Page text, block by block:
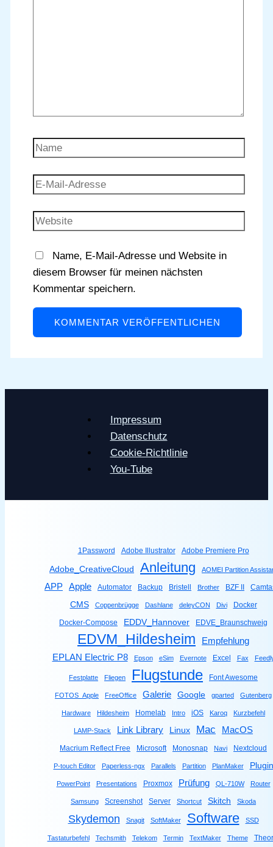
Name
E-
Adresse
Website
Name, E-Mail-Adresse und Website in
diesem Browser für meinen nächsten
Kommentar speichern.
Impressum
Datenschutz
Cookie-Richtlinie
You-Tube
1Password Adobe Illustrator Adobe Premiere Pro
Adobe_CreativeCloud Anleitung AOMEI Partition
APP Apple Automator Backup Bristell Brother BZF II
CMS Coppenbrügge Dashlane deleyCON Divi Docker
Docker-Compose EDDV_Hannover EDVE_Braunschweig
EDVM_Hildesheim Empfehlung
EPLAN Electric P8 Epson eSim Evernote Excel Fax
Festplatte Fliegen Flugstunde Font Awesome
FOTOS_Apple FreeOffice Galerie Google gparted Gutenberg
Hardware Hildesheim Homelab Intro iOS Karoq Kurzbefehl
LAMP-Stack Link Library Linux Mac MacOS
Macrium Reflect Free Microsoft Monosnap Navi Nextcloud
P-touch Editor Paperless-ngx Parallels Partition PlanMaker Plugin
PowerPoint Presentations Proxmox Prüfung QL-710W Router
Samsung Screenshot Server Shortcut Skitch Skoda
Skydemon Snagit SoftMaker Software SSD
Tastaturbefehl Techsmith Telekom Termin TextMaker Theme